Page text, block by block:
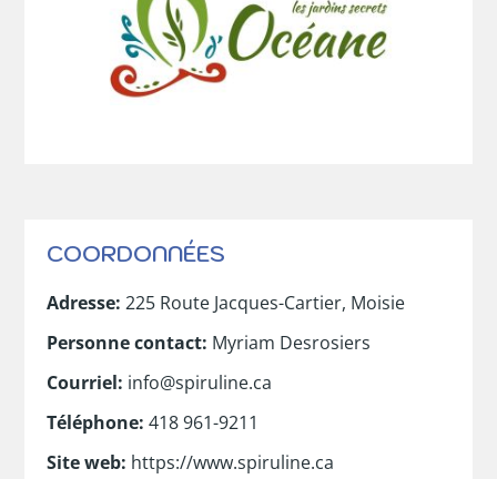
COORDONNÉES
Adresse: 225 Route Jacques-Cartier, Moisie
Personne contact: Myriam Desrosiers
Courriel: info@spiruline.ca
Téléphone: 418 961-9211
Site web: https://www.spiruline.ca